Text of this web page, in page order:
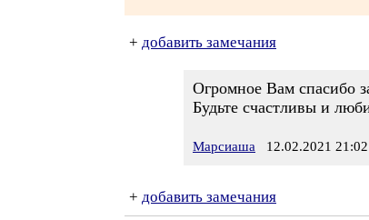
+ добавить замечания
Огромное Вам спасибо
Будьте счастливы и
Марсиаша 12.02.2021 21:02
+ добавить замечания